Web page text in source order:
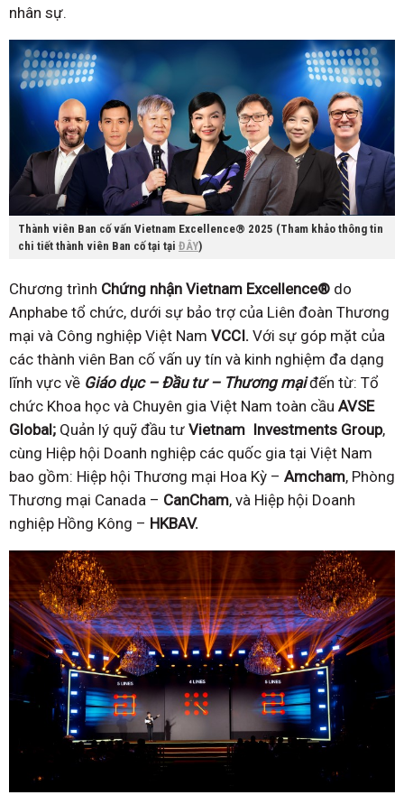
nhân sự.
Thành viên Ban cố vấn Vietnam Excellence® 2025 (Tham khảo thông tin
chi tiết thành viên Ban cố tại tại ĐÂY)
Chương trình Chứng nhận Vietnam Excellence® do
Anphabe tổ chức, dưới sự bảo trợ của Liên đoàn Thương
mại và Công nghiệp Việt Nam VCCI. Với sự góp mặt của
các thành viên Ban cố vấn uy tín và kinh nghiệm đa dạng
lĩnh vực về Giáo dục – Đầu tư – Thương mạiđến từ: Tổ
chức Khoa học và Chuyên gia Việt Nam toàn cầu AVSE
Global; Quản lý quỹ đầu tư Vietnam Investments Group,
cùng Hiệp hội Doanh nghiệp các quốc gia tại Việt Nam
bao gồm: Hiệp hội Thương mại Hoa Kỳ – Amcham, Phòng
Thương mại Canada – CanCham, và Hiệp hội Doanh
nghiệp Hồng Kông – HKBAV.